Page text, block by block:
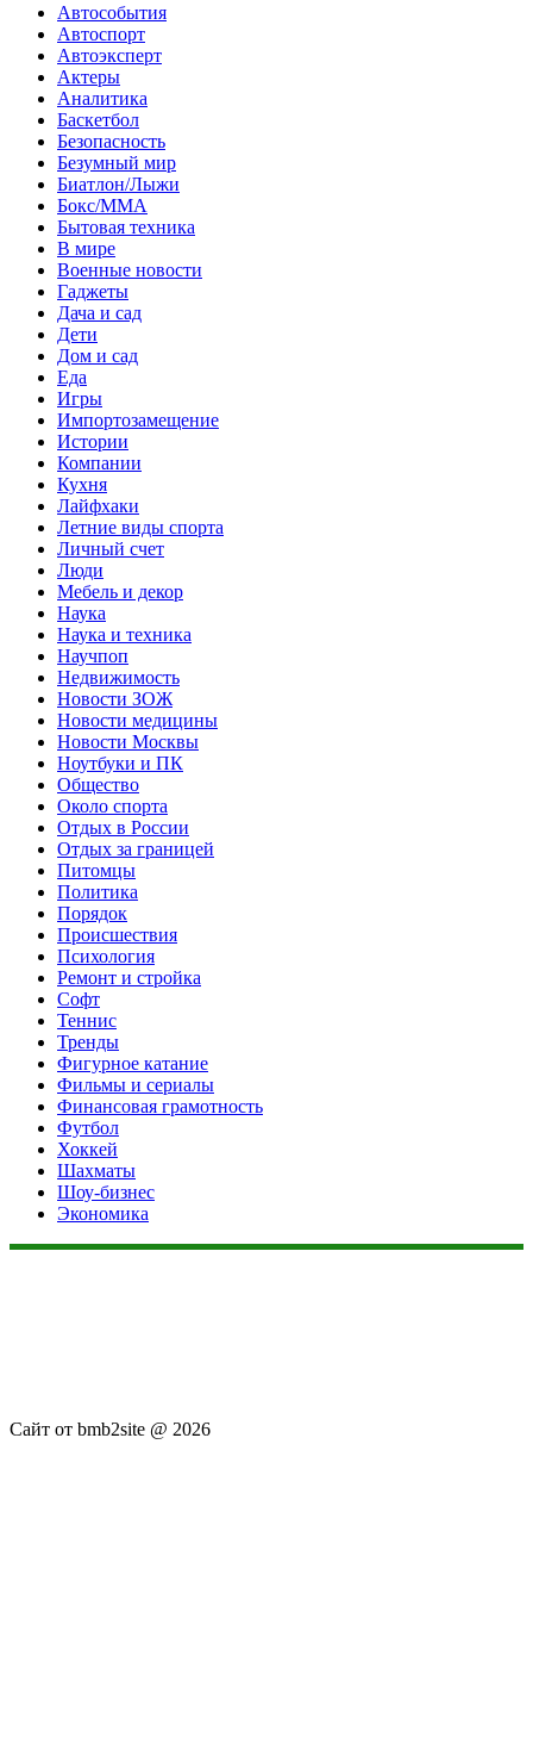
Автособытия
Автоспорт
Автоэксперт
Актеры
Аналитика
Баскетбол
Безопасность
Безумный мир
Биатлон/Лыжи
Бокс/MMA
Бытовая техника
В мире
Военные новости
Гаджеты
Дача и сад
Дети
Дом и сад
Еда
Игры
Импортозамещение
Истории
Компании
Кухня
Лайфхаки
Летние виды спорта
Личный счет
Люди
Мебель и декор
Наука
Наука и техника
Научпоп
Недвижимость
Новости ЗОЖ
Новости медицины
Новости Москвы
Ноутбуки и ПК
Общество
Около спорта
Отдых в России
Отдых за границей
Питомцы
Политика
Порядок
Происшествия
Психология
Ремонт и стройка
Софт
Теннис
Тренды
Фигурное катание
Фильмы и сериалы
Финансовая грамотность
Футбол
Хоккей
Шахматы
Шоу-бизнес
Экономика
Сайт от bmb2site @ 2026